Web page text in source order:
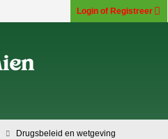
Login of Registreer
Drugsbeleid en wetgeving